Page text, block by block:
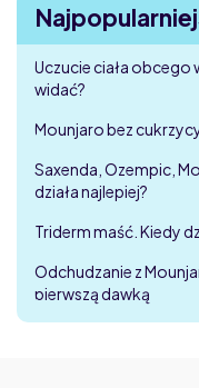
Uczucie ciała obcego
widać?
Mounjaro bez
Saxenda, Ozempic,
działa najlepiej?
Triderm maść. Kiedy
Odchudzanie z
pierwszą dawką